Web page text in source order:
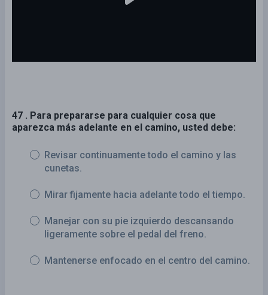
47 . Para prepararse para cualquier cosa que
aparezca más adelante en el camino, usted debe:
Revisar continuamente todo el camino y las
cunetas.
Mirar fijamente hacia adelante todo el tiempo.
Manejar con su pie izquierdo descansando
ligeramente sobre el pedal del freno.
Mantenerse enfocado en el centro del camino.